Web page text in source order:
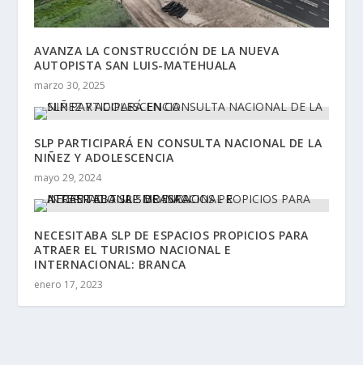
AVANZA LA CONSTRUCCIÓN DE LA NUEVA
AUTOPISTA SAN LUIS-MATEHUALA
marzo 30, 2025
SLP PARTICIPARÁ EN CONSULTA NACIONAL DE LA
NIÑEZ Y ADOLESCENCIA
mayo 29, 2024
NECESITABA SLP DE ESPACIOS PROPICIOS PARA
ATRAER EL TURISMO NACIONAL E
INTERNACIONAL: BRANCA
enero 17, 2023